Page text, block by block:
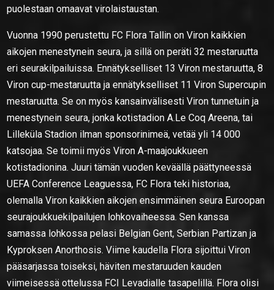
puolestaan omaavat virolaistaustan.
Vuonna 1990 perustettu FC Flora Tallin on Viron kaikkien
aikojen menestynein seura, ja sillä on peräti 32 mestaruutta
eri seurakilpailuissa. Ennätykselliset 13 Viron mestaruutta, 8
Viron cup-mestaruutta ja ennätykselliset 11 Viron Supercupin
mestaruutta. Se on myös kansainvälisesti Viron tunnetuin ja
menestynein seura, jonka kotistadion A.Le Coq Areena, tai
Lilleküla Stadion ilman sponsorinimeä, vetää yli 14 000
katsojaa. Se toimii myös Viron A-maajoukkueen
kotistadionina. Juuri tämän vuoden keväällä päättyneessä
UEFA Conference Leaguessa, FC Flora teki historiaa,
olemalla Viron kaikkien aikojen ensimmäinen seura Euroopan
seurajoukkuekilpailujen lohkovaiheessa. Sen kanssa
samassa lohkossa pelasi Belgian Gent, Serbian Partizan ja
Kyproksen Anorthosis. Viime kaudella Flora sijoittui Viron
pääsarjassa toiseksi, häviten mestaruuden kauden
viimeisessä ottelussa FCI Levadialle tasapelillä. Flora olisi